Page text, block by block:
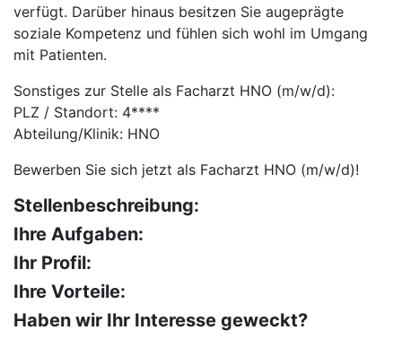
verfügt. Darüber hinaus besitzen Sie augeprägte
soziale Kompetenz und fühlen sich wohl im Umgang
mit Patienten.
Sonstiges zur Stelle als Facharzt HNO (m/w/d):
PLZ / Standort: 4****
Abteilung/Klinik: HNO
Bewerben Sie sich jetzt als Facharzt HNO (m/w/d)!
Stellenbeschreibung:
Ihre Aufgaben:
Ihr Profil:
Ihre Vorteile:
Haben wir Ihr Interesse geweckt?